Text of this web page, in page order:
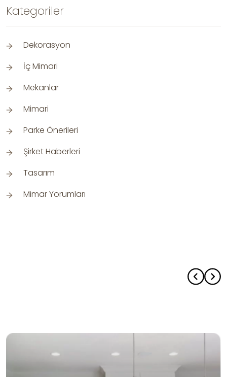
Kategoriler
Dekorasyon
İç Mimari
Mekanlar
Mimari
Parke Önerileri
Şirket Haberleri
Tasarım
Mimar Yorumları